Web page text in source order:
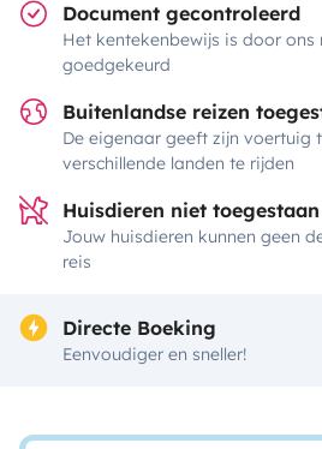
Document gecontroleerd
Het kentekenbewijs is door ons
goedgekeurd
Buitenlandse reizen
De eigenaar geeft zijn voertuig
verschillende landen te rijden
Huisdieren niet toegestaan
Jouw huisdieren kunnen geen
reis
Directe Boeking
Eenvoudiger en sneller!